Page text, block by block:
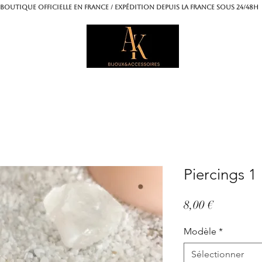
OFFICIELLE EN FRANCE / Expédition depuis la France sous 24/
Piercings 1
8,00 €Prix
Modèle *
Sélectionner